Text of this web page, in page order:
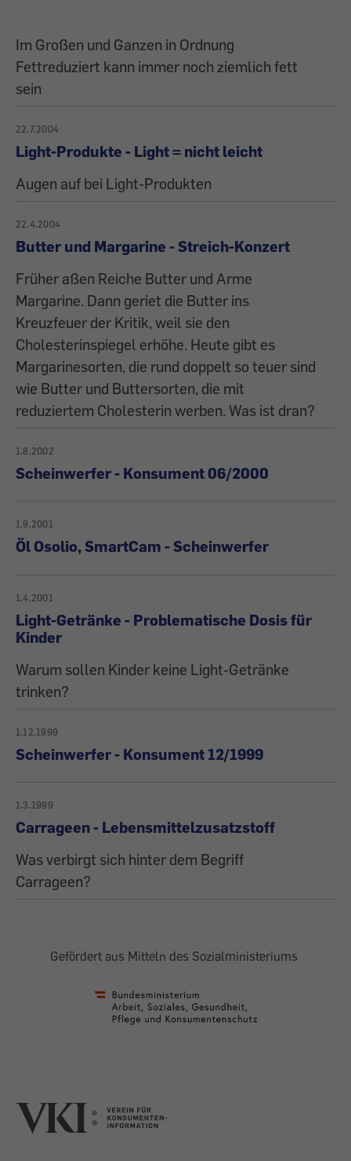
Im Großen und Ganzen in Ordnung
Fettreduziert kann immer noch ziemlich fett
sein
22.7.2004
Light-Produkte - Light = nicht leicht
Augen auf bei Light-Produkten
22.4.2004
Butter und Margarine - Streich-Konzert
Früher aßen Reiche Butter und Arme
Margarine. Dann geriet die Butter ins
Kreuzfeuer der Kritik, weil sie den
Cholesterinspiegel erhöhe. Heute gibt es
Margarinesorten, die rund doppelt so teuer sind
wie Butter und Buttersorten, die mit
reduziertem Cholesterin werben. Was ist dran?
1.8.2002
Scheinwerfer - Konsument 06/2000
1.9.2001
Öl Osolio, SmartCam - Scheinwerfer
1.4.2001
Light-Getränke - Problematische Dosis für
Kinder
Warum sollen Kinder keine Light-Getränke
trinken?
1.12.1999
Scheinwerfer - Konsument 12/1999
1.3.1999
Carrageen - Lebensmittelzusatzstoff
Was verbirgt sich hinter dem Begriff
Carrageen?
Gefördert aus Mitteln des Sozialministeriums